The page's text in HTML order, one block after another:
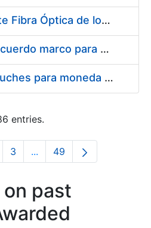
Conexión mediante Fibra Óptica de los Centros de Proceso de Datos (CPDs) de las sedes de la FNMT-RCM de Burgos y Madrid
Contratación de acuerdo marco para el Suministro de Material de Electricidad para la Fábrica Nacional de Moneda y Timbre-Real Casa de la Moneda en su centro de trabajo de Burgos
Suministro de estuches para moneda de 30 €
entries.
Page
3 ...Intermediate Pages Use
Page
49
past